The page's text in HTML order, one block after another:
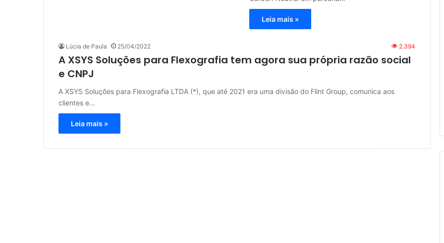
Leia mais »
Lúcia de Paula 25/04/2022 2.394
A XSYS Soluções para Flexografia tem agora sua própria razão social
e CNPJ
A XSYS Soluções para Flexografia LTDA (*), que até 2021 era uma divisão do Flint Group, comunica aos
clientes e…
Leia mais »